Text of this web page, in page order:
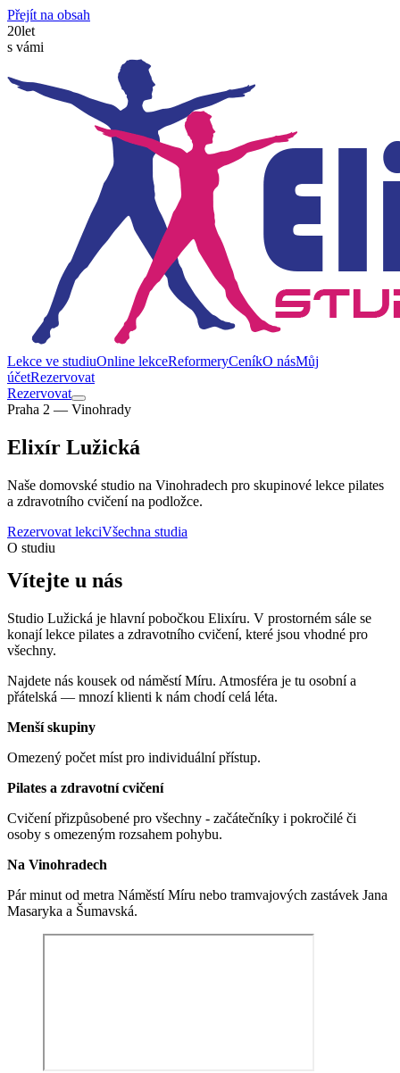
Přejít na obsah
20let
s vámi
Lekce ve studiuOnline lekceReformeryCeníkO násMůj
účetRezervovat
Rezervovat
Praha 2 — Vinohrady
Elixír Lužická
Naše domovské studio na Vinohradech pro skupinové lekce pilates
a zdravotního cvičení na podložce.
Rezervovat lekciVšechna studia
O studiu
Vítejte u nás
Studio Lužická je hlavní pobočkou Elixíru. V prostorném sále se
konají lekce pilates a zdravotního cvičení, které jsou vhodné pro
všechny.
Najdete nás kousek od náměstí Míru. Atmosféra je tu osobní a
přátelská — mnozí klienti k nám chodí celá léta.
Menší skupiny
Omezený počet míst pro individuální přístup.
Pilates a zdravotní cvičení
Cvičení přizpůsobené pro všechny - začátečníky i pokročilé či
osoby s omezeným rozsahem pohybu.
Na Vinohradech
Pár minut od metra Náměstí Míru nebo tramvajových zastávek Jana
Masaryka a Šumavská.